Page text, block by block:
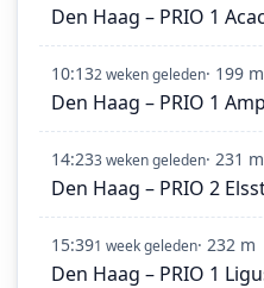
Den Haag – PRIO 1
10:132 weken geleden· 199 m
Den Haag – PRIO 1
14:233 weken geleden· 231 m
Den Haag – PRIO 2
15:391 week geleden· 232 m
Den Haag – PRIO 1